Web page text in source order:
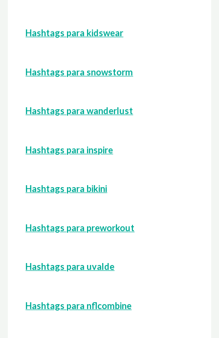
Hashtags para kidswear
Hashtags para snowstorm
Hashtags para wanderlust
Hashtags para inspire
Hashtags para bikini
Hashtags para preworkout
Hashtags para uvalde
Hashtags para nflcombine